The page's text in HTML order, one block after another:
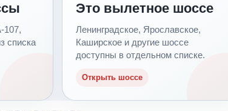
списка
Это вылетное шоссе
Ленинградское, Ярославское,
Каширское и другие шоссе
доступны в отдельном списке.
Открыть шоссе